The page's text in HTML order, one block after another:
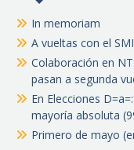
In memoriam
A vueltas con el
Colaboración en
pasan a segunda
En Elecciones
mayoría absoluta
Primero de mayo